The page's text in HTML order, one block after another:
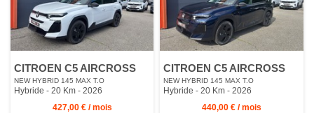
CITROEN C5 AIRCROSS
NEW HYBRID 145 MAX T.O
Hybride - 20 Km - 2026
427,00 € / mois
CITROEN C5 AIRCROSS
NEW HYBRID 145 MAX T.O
Hybride - 20 Km- 2026
440,00 € / mois